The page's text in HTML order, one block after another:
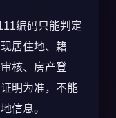
编码只能判定
居住地、籍
核、房产登
明为准，不能
信息。